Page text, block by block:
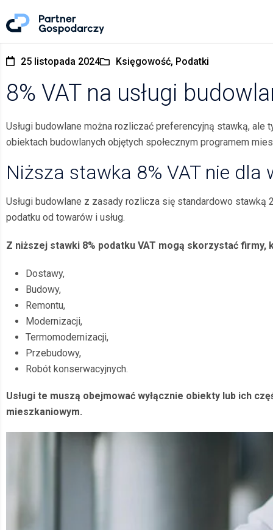
25 listopada 2024 Księgowość, Podatki
8% VAT na usługi
Usługi budowlane można rozliczać preferencyjną stawką, ale
obiektach budowlanych objętych społecznym programem
Niższa stawka 8% VAT nie dla
Usługi budowlane z zasady rozlicza się standardowo stawką
podatku od towarów i usług.
Z niższej stawki 8% podatku VAT mogą skorzystać firmy,
Dostawy,
Budowy,
Remontu,
Modernizacji,
Termomodernizacji,
Przebudowy,
Robót konserwacyjnych.
Usługi te muszą obejmować wyłącznie obiekty lub ich
mieszkaniowym.